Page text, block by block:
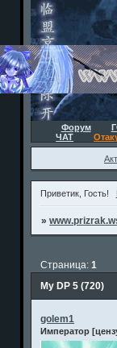
Форум
ЧАТ
Приветик, Гость!
»
My DP 5 (720)
Страница:1
golem1
Император